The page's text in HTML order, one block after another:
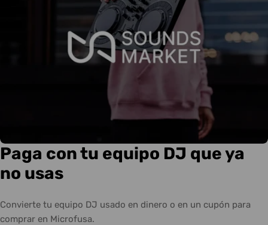
Paga con tu equipo DJ que ya
no usas
Convierte tu equipo DJ usado en dinero o en un cupón para
comprar en Microfusa.